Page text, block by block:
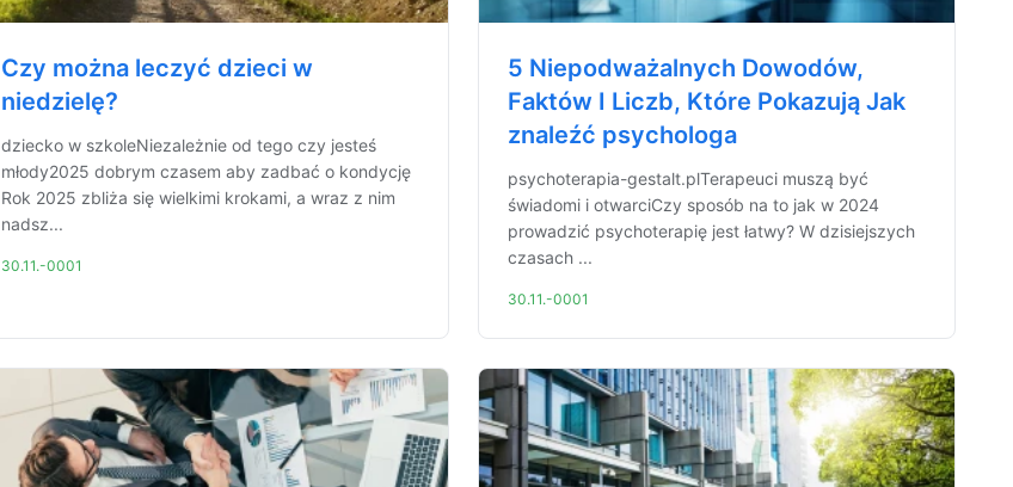
Czy można leczyć dzieci w
niedzielę?
dziecko w szkoleNiezależnie od tego czy jesteś
młody2025 dobrym czasem aby zadbać o kondycję
Rok 2025 zbliża się wielkimi krokami, a wraz z nim
nadsz...
30.11.-0001
5 Niepodważalnych Dowodów,
Faktów I Liczb, Które Pokazują Jak
znaleźć psychologa
psychoterapia-gestalt.plTerapeuci muszą być
świadomi i otwarciCzy sposób na to jak w 2024
prowadzić psychoterapię jest łatwy? W dzisiejszych
czasach ...
30.11.-0001